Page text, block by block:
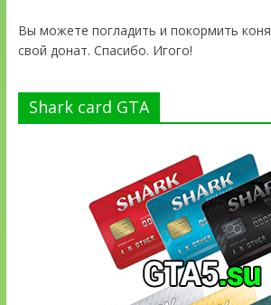
Вы можете погладить и покормить
свой донат. Спасибо. Игого!
Shark card GTA